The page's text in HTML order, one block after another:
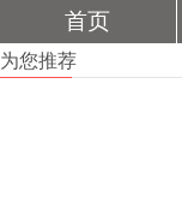
首页
为您推荐